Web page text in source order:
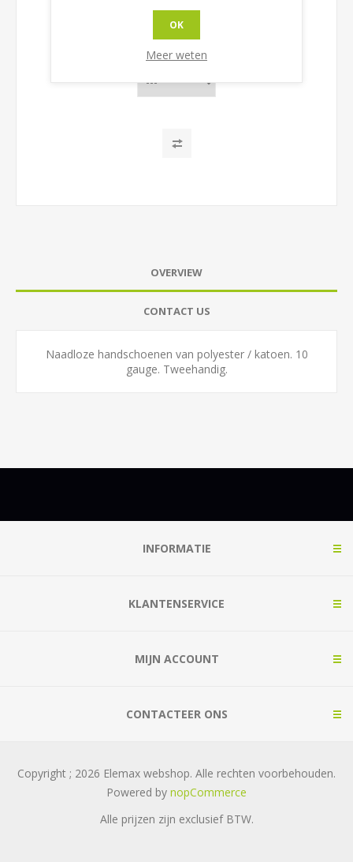
3660514045132
Maat
OVERVIEW
CONTACT US
Naadloze handschoenen van polyester / katoen. 10
gauge. Tweehandig.
INFORMATIE
KLANTENSERVICE
MIJN ACCOUNT
CONTACTEER ONS
Copyright ; 2026 Elemax webshop. Alle rechten voorbehouden.
Powered by nopCommerce
Alle prijzen zijn exclusief BTW.
OK
Meer weten